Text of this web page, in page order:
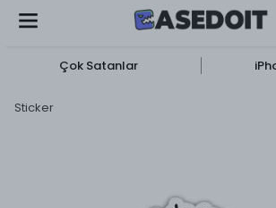
Çok Satanlar
Sticker